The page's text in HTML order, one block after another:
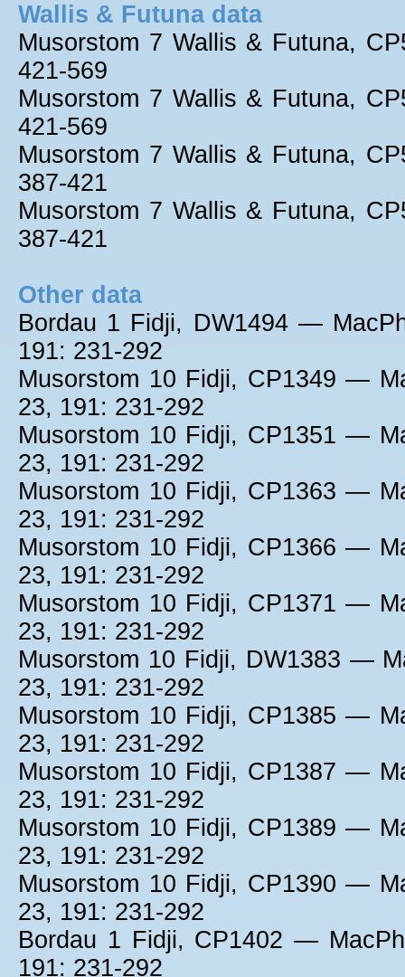
Wallis & Futuna data
Musorstom 7 Wallis & Futuna,
421-569
Musorstom 7 Wallis & Futuna,
421-569
Musorstom 7 Wallis & Futuna,
387-421
Musorstom 7 Wallis & Futuna,
387-421
Other data
Bordau 1 Fidji, DW1494 —
191: 231-292
Musorstom 10 Fidji, CP1349 —
23, 191: 231-292
Musorstom 10 Fidji, CP1351 —
23, 191: 231-292
Musorstom 10 Fidji, CP1363 —
23, 191: 231-292
Musorstom 10 Fidji, CP1366 —
23, 191: 231-292
Musorstom 10 Fidji, CP1371 —
23, 191: 231-292
Musorstom 10 Fidji, DW1383 —
23, 191: 231-292
Musorstom 10 Fidji, CP1385 —
23, 191: 231-292
Musorstom 10 Fidji, CP1387 —
23, 191: 231-292
Musorstom 10 Fidji, CP1389 —
23, 191: 231-292
Musorstom 10 Fidji, CP1390 —
23, 191: 231-292
Bordau 1 Fidji, CP1402 —
191: 231-292